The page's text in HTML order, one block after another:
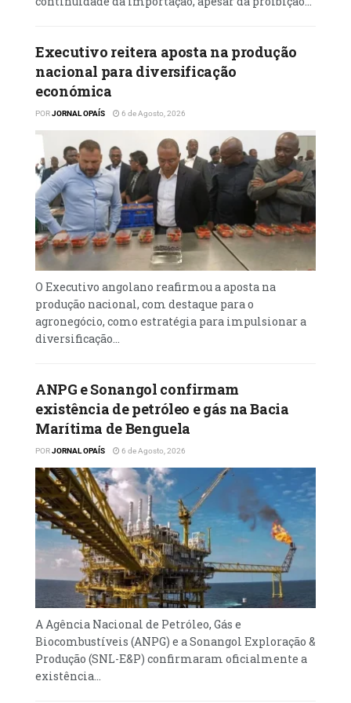
extensa costa atlântica de 1.600 km, o
castanho para as paisagens montanhosas e o
vermelho para celebrar a gastronomia e a
alegria do povo.
Apresenta ainda uma cultura viva, pois
diariamente, o palco principal da feira é
contagiado pelo ritmo do Kizomba, com
performances de dançarinos angolanos que
convidam o público a participar.
Leia maisem
Executivo reitera aposta na produção
nacional para diversificação
económica
PORJORNAL OPAÍS 6 de Agosto, 2026
O Executivo angolano reafirmou a aposta na
produção nacional, com destaque para o
agronegócio, como estratégia para impulsionar a
diversificação...
ANPG e Sonangol confirmam
existência de petróleo e gás na Bacia
Marítima de Benguela
PORJORNAL OPAÍS 6 de Agosto, 2026
A Agência Nacional de Petróleo, Gás e
Biocombustíveis (ANPG) e a Sonangol Exploração &
Produção (SNL-E&P) confirmaram oficialmente a
existência...